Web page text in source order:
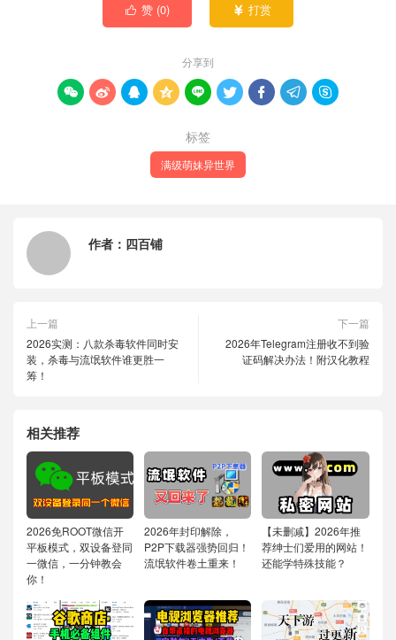
 赞 (0)  打赏
分享到
        
标签
满级萌妹异世界
作者： 四百铺
上一篇
2026实测：八款杀毒软件同时安
装，杀毒与流氓软件谁更胜一
筹！
下一篇
2026年Telegram注册收不到验
证码解决办法！附汉化教程
相关推荐
2026免ROOT微信开
平板模式，双设备登同
一微信，一分钟教会
你！
2026年封印解除，
P2P下载器强势回归！
流氓软件卷土重来！
【未删减】2026年推
荐绅士们爱用的网站！
还能学特殊技能？